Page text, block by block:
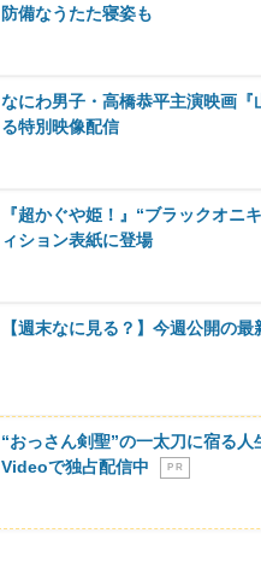
防備なうたた寝姿も
なにわ男子・高橋恭平主演映画
る特別映像配信
『超かぐや姫！』“ブラックオ
ィション表紙に登場
【週末なに見る？】今週公開の最
“おっさん剣聖”の一太刀に宿る
Videoで独占配信中
P R